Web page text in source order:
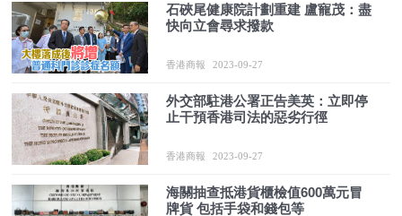
石硤尾健康院計劃重建 盧寵茂：盡
快向立會尋求撥款
香港商報 2023-09-27
外交部駐港公署正告美英：立即停
止干預香港司法的惡劣行徑
香港商報 2023-09-27
海關抽查抵港貨櫃檢值600萬元冒
牌貨 包括手袋和錢包等